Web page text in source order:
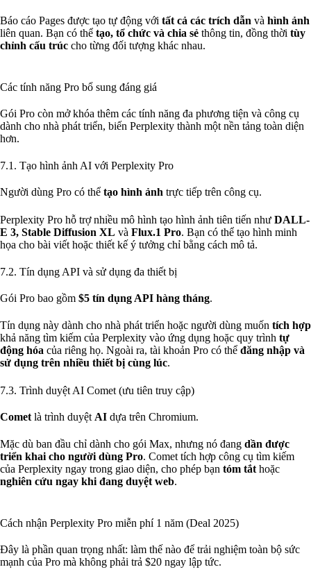
Báo cáo Pages được tạo tự động với tất cả các trích dẫn và hình ảnh
liên quan. Bạn có thể tạo, tổ chức và chia sẻ thông tin, đồng thời tùy
chỉnh cấu trúc cho từng đối tượng khác nhau.
Các tính năng Pro bổ sung đáng giá
Gói Pro còn mở khóa thêm các tính năng đa phương tiện và công cụ
dành cho nhà phát triển, biến Perplexity thành một nền tảng toàn diện
hơn.
7.1. Tạo hình ảnh AI với Perplexity Pro
Người dùng Pro có thể tạo hình ảnh trực tiếp trên công cụ.
Perplexity Pro hỗ trợ nhiều mô hình tạo hình ảnh tiên tiến như DALL-
E 3, Stable Diffusion XL và Flux.1 Pro. Bạn có thể tạo hình minh
họa cho bài viết hoặc thiết kế ý tưởng chỉ bằng cách mô tả.
7.2. Tín dụng API và sử dụng đa thiết bị
Gói Pro bao gồm $5 tín dụng API hàng tháng.
Tín dụng này dành cho nhà phát triển hoặc người dùng muốn tích hợp
khả năng tìm kiếm của Perplexity vào ứng dụng hoặc quy trình tự
động hóa của riêng họ. Ngoài ra, tài khoản Pro có thể đăng nhập và
sử dụng trên nhiều thiết bị cùng lúc.
7.3. Trình duyệt AI Comet (ưu tiên truy cập)
Comet là trình duyệt AI dựa trên Chromium.
Mặc dù ban đầu chỉ dành cho gói Max, nhưng nó đang dần được
triển khai cho người dùng Pro. Comet tích hợp công cụ tìm kiếm
của Perplexity ngay trong giao diện, cho phép bạn tóm tắt hoặc
nghiên cứu ngay khi đang duyệt web.
Cách nhận Perplexity Pro miễn phí 1 năm (Deal 2025)
Đây là phần quan trọng nhất: làm thế nào để trải nghiệm toàn bộ sức
mạnh của Pro mà không phải trả $20 ngay lập tức.